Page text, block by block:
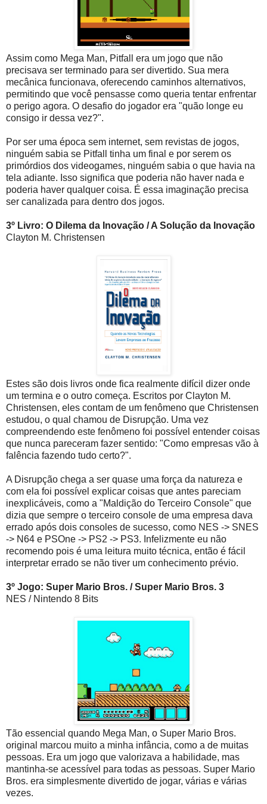
Assim como Mega Man, Pitfall era um jogo que não
precisava ser terminado para ser divertido. Sua mera
mecânica funcionava, oferecendo caminhos alternativos,
permitindo que você pensasse como queria tentar enfrentar
o perigo agora. O desafio do jogador era "quão longe eu
consigo ir dessa vez?".
Por ser uma época sem internet, sem revistas de jogos,
ninguém sabia se Pitfall tinha um final e por serem os
primórdios dos videogames, ninguém sabia o que havia na
tela adiante. Isso significa que poderia não haver nada e
poderia haver qualquer coisa. É essa imaginação precisa
ser canalizada para dentro dos jogos.
3º Livro: O Dilema da Inovação / A Solução da Inovação
Clayton M. Christensen
Estes são dois livros onde fica realmente difícil dizer onde
um termina e o outro começa. Escritos por Clayton M.
Christensen, eles contam de um fenômeno que Christensen
estudou, o qual chamou de Disrupção. Uma vez
compreendendo este fenômeno foi possível entender coisas
que nunca pareceram fazer sentido: "Como empresas vão à
falência fazendo tudo certo?".
A Disrupção chega a ser quase uma força da natureza e
com ela foi possível explicar coisas que antes pareciam
inexplicáveis, como a "Maldição do Terceiro Console" que
dizia que sempre o terceiro console de uma empresa dava
errado após dois consoles de sucesso, como NES -> SNES
-> N64 e PSOne -> PS2 -> PS3. Infelizmente eu não
recomendo pois é uma leitura muito técnica, então é fácil
interpretar errado se não tiver um conhecimento prévio.
3º Jogo: Super Mario Bros. / Super Mario Bros. 3
NES / Nintendo 8 Bits
Tão essencial quando Mega Man, o Super Mario Bros.
original marcou muito a minha infância, como a de muitas
pessoas. Era um jogo que valorizava a habilidade, mas
mantinha-se acessível para todas as pessoas. Super Mario
Bros. era simplesmente divertido de jogar, várias e várias
vezes.